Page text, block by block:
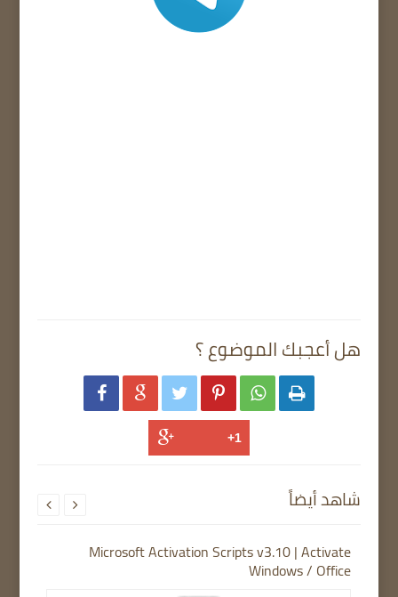
هل أعجبك الموضوع ؟
     
شاهد أيضاً
Microsoft Activation Scripts v3.10 | Activate
Windows / Office
 